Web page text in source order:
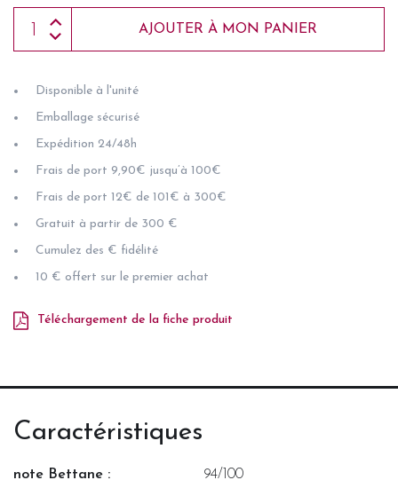
AJOUTER À MON PANIER
Disponible à l'unité
Emballage sécurisé
Expédition 24/48h
Frais de port 9,90€ jusqu’à 100€
Frais de port 12€ de 101€ à 300€
Gratuit à partir de 300 €
Cumulez des € fidélité
10 € offert sur le premier achat
Téléchargement de la fiche produit
Caractéristiques
note Bettane :
94/100